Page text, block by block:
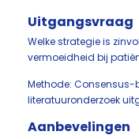
Uitgangsvraag
Welke strategie is
vermoeidheid bij
Methode:
literatuuronderzoek
Aanbevelingen